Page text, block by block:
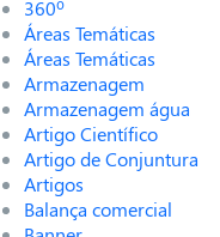
360º
Áreas Temáticas
Áreas Temáticas
Armazenagem
Armazenagem água
Artigo Científico
Artigo de Conjuntura
Artigos
Balança comercial